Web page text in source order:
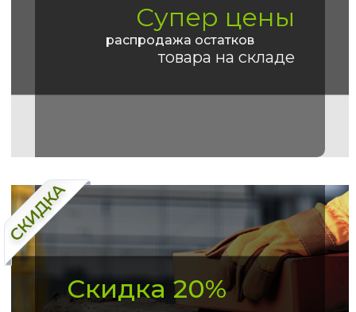
Супер цены
распродажа остатков
товара на складе
Скидка 20%